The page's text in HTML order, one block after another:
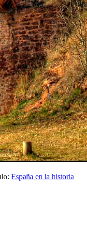
España en la historia